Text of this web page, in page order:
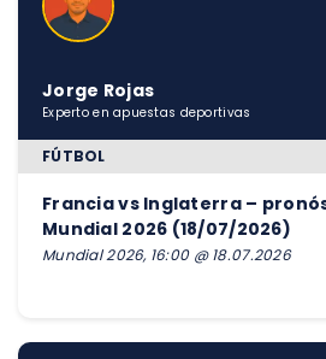
Jorge Rojas
Experto en apuestas deportivas
FÚTBOL
Francia vs Inglaterra –
Mundial 2026 (18/07/2026)
Mundial 2026, 16:00 @ 18.07.2026